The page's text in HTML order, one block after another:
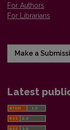
For Authors
For Librarians
Make a
Latest